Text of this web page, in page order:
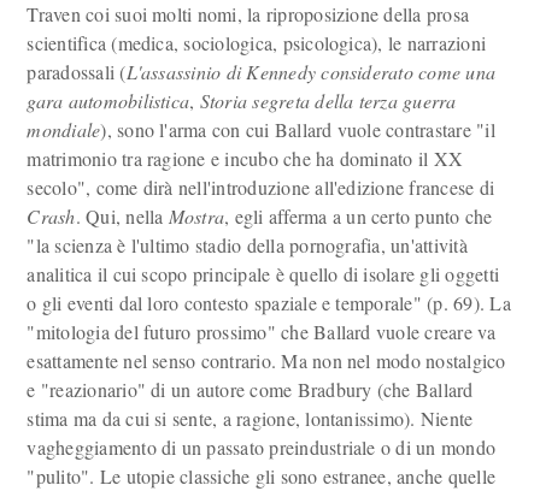
Traven coi suoi molti nomi, la riproposizione della prosa
scientifica (medica, sociologica, psicologica), le narrazioni
paradossali (L'assassinio di Kennedy considerato come una
gara automobilistica, Storia segreta della terza guerra
mondiale), sono l'arma con cui Ballard vuole contrastare "il
matrimonio tra ragione e incubo che ha dominato il XX
secolo", come dirà nell'introduzione all'edizione francese di
Crash. Qui, nella Mostra, egli afferma a un certo punto che
"la scienza è l'ultimo stadio della pornografia, un'attività
analitica il cui scopo principale è quello di isolare gli oggetti
o gli eventi dal loro contesto spaziale e temporale" (p. 69). La
"mitologia del futuro prossimo" che Ballard vuole creare va
esattamente nel senso contrario. Ma non nel modo nostalgico
e "reazionario" di un autore come Bradbury (che Ballard
stima ma da cui si sente, a ragione, lontanissimo). Niente
vagheggiamento di un passato preindustriale o di un mondo
"pulito". Le utopie classiche gli sono estranee, anche quelle